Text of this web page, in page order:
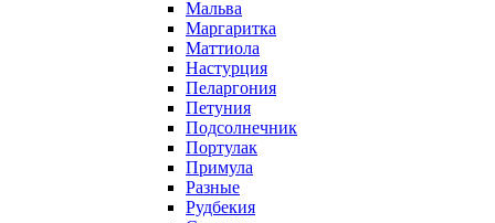
Мальва
Маргаритка
Маттиола
Настурция
Пеларгония
Петуния
Подсолнечник
Портулак
Примула
Разные
Рудбекия